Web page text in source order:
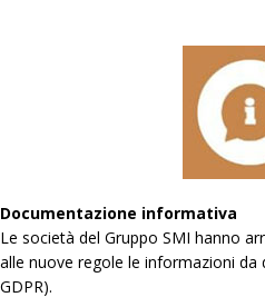
Documentazione informativa
Le società del Gruppo SMI hanno
alle nuove regole le informazioni da
GDPR).